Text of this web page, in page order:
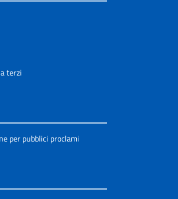
terzi
per pubblici proclami